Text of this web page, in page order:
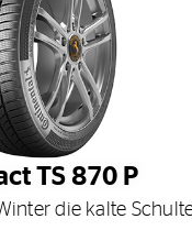
TS 870 P
die kalte